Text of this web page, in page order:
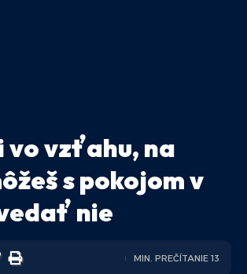
vo vzťahu, na
s pokojom v
nie
MIN. PREČÍTANIE 13